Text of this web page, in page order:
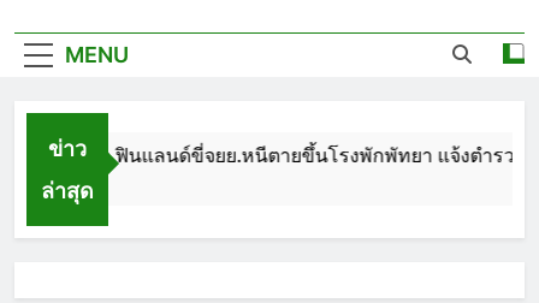
รับผิดชอบ พร้อมเตือนอย่าหลงเชื่อรีวิวราคาถูก
ชลบุรี หนุ่มใหญ่ออสซี่พาสาวไทยวัย 17 เข้าคอนโด
ชลบุรี ฉลุยก่อนหมดวาระ! สภาเมืองพัทยา ผ่านงบ 5.7
MENU
ข่าว
ล่าสุด
ลบุรี นทท.ฟินแลนด์ขี่จยย.หนีตายขึ้นโรงพักพัทยา แจ้งตำรวจช่ว
Month Ago